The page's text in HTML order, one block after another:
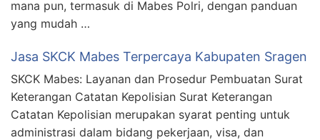
mana pun, termasuk di Mabes Polri, dengan panduan
yang mudah …
Jasa SKCK Mabes Terpercaya Kabupaten Sragen
SKCK Mabes: Layanan dan Prosedur Pembuatan Surat
Keterangan Catatan Kepolisian Surat Keterangan
Catatan Kepolisian merupakan syarat penting untuk
administrasi dalam bidang pekerjaan, visa, dan